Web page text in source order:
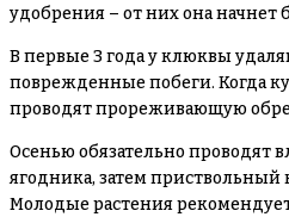
удобрения – от них она начнет
В первые 3 года у клюквы
поврежденные побеги. Когда
проводят прореживающую
Осенью обязательно проводят
ягодника, затем приствольный
Молодые растения